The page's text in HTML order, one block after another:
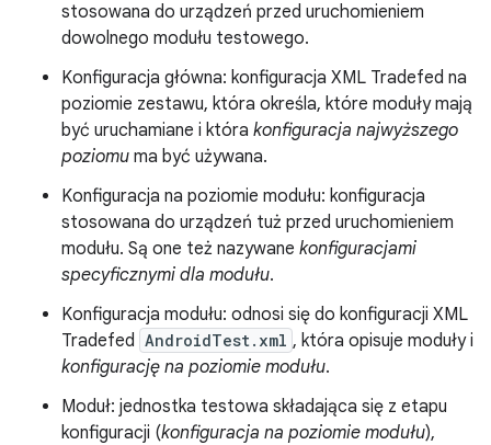
stosowana do urządzeń przed uruchomieniem
dowolnego modułu testowego.
Konfiguracja główna: konfiguracja XML Tradefed na
poziomie zestawu, która określa, które moduły mają
być uruchamiane i która konfiguracja najwyższego
poziomu ma być używana.
Konfiguracja na poziomie modułu: konfiguracja
stosowana do urządzeń tuż przed uruchomieniem
modułu. Są one też nazywane konfiguracjami
specyficznymi dla modułu.
Konfiguracja modułu: odnosi się do konfiguracji XML
Tradefed AndroidTest.xml , która opisuje moduły i
konfigurację na poziomie modułu.
Moduł: jednostka testowa składająca się z etapu
konfiguracji (konfiguracja na poziomie modułu),